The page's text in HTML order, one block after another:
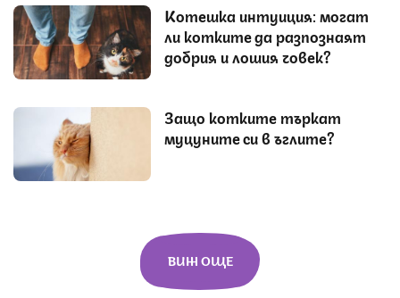
Котешка интуиция: могат
ли котките да разпознаят
добрия и лошия човек?
Защо котките търкат
муцуните си в ъглите?
ВИЖ ОЩЕ